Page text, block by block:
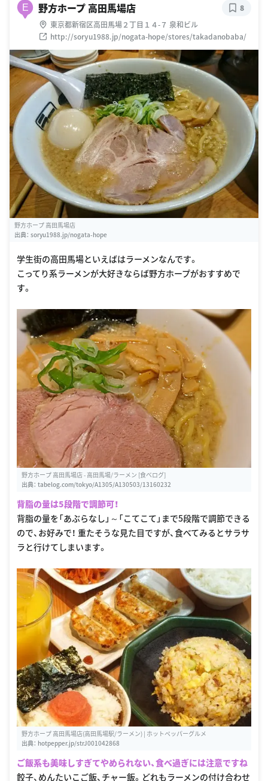
E 野方ホープ 高田馬場店
東京都新宿区高田馬場２丁目１４-７ 泉和ビル
http://soryu1988.jp/nogata-hope/stores/takadanobaba/
8
野方ホープ 高田馬場店
出典： soryu1988.jp/nogata-hope
学生街の高田馬場といえばはラーメンなんです。
こってり系ラーメンが大好きならば野方ホープがおすすめで
す。
野方ホープ 高田馬場店 - 高田馬場/ラーメン [食べログ]
出典： tabelog.com/tokyo/A1305/A130503/13160232
背脂の量は5段階で調節可！
背脂の量を「あぶらなし」～「こてこて」まで5段階で調節できる
ので、お好みで！ 重たそうな見た目ですが、食べてみるとサラサ
ラと行けてしまいます。
野方ホープ 高田馬場店(高田馬場駅/ラーメン) | ホットペッパーグルメ
出典： hotpepper.jp/strJ001042868
ご飯系も美味しすぎてやめられない、食べ過ぎには注意ですね
餃子、めんたいこご飯、チャー飯。どれもラーメンの付け合わせ